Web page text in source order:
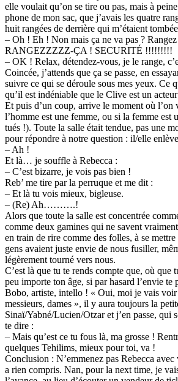
elle voulait qu’on se tire ou pas, mais à
phone de mon sac, que j’avais les quatre
huit rangées de derrière qui m’étaient
– Oh ! Eh ! Non mais ça ne va pas ?
RANGEZZZZZ-ÇA ! SECURITÉ !!!!!!!!!
– OK ! Relax, détendez-vous, je le range,
Coincée, j’attends que ça se passe, en
suivre ce qui se déroule sous mes yeux. Ce
qu’il est indéniable que le Clive est un
Et puis d’un coup, arrive le moment où l’on
l’homme est une femme, ou si la femme est
tués !). Toute la salle était tendue, pas une
pour répondre à notre question : il/elle
– Ah !
Et là… je souffle à Rebecca :
– C’est bizarre, je vois pas bien !
Reb’ me tire par la perruque et me dit :
– Et là tu vois mieux, bigleuse.
– (Re) Ah……….!
Alors que toute la salle est concentrée
comme deux gamines qui ne savent
en train de rire comme des folles, à se
gens avaient juste envie de nous fusiller,
légèrement tourné vers nous.
C’est là que tu te rends compte que, où que
peu importe ton âge, si par hasard l’envie te
Bobo, artiste, intello ! « Oui, moi je vais voir
messieurs, dames », il y aura toujours la
Sinaï/Yabné/Lucien/Otzar et j’en passe, qui
te dire :
– Mais qu’est ce tu fous là, ma grosse !
quelques Tehilims, mieux pour toi, va !
Conclusion : N’emmenez pas Rebecca
a rien compris. Nan, pour la next time, je